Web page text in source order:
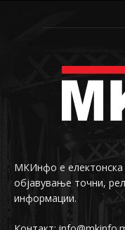
МКИнфо е електонска
објавување точни,
информации.